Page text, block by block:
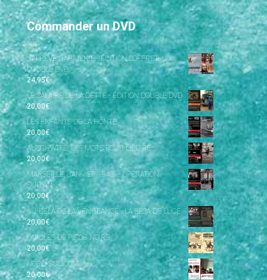
Commander un DVD
J’AI RÊVÉ D’ARMÉNIE - ÉDITION COFFRET
DOUBLE DVD
24,95€
LE SALAIRE DE LA DETTE - ÉDITION DOUBLE DVD
20,00€
LES ENFANTS DE LA HONTE
20,00€
AUSCHWITZ, LES MOTS POUR LE DIRE
20,00€
MARSEILLE, JANVIER 1943 – OPÉRATION
SULTAN
20,00€
AU-DELÀ DE LA VENGEANCE - LA BESA DE LUCE
20,00€
PAROLES DE PIEDS-NOIRS
20,00€
NORD-SUD.COM
20,00€